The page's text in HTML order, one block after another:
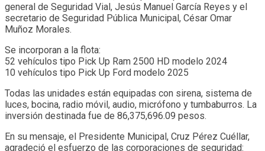
general de Seguridad Vial, Jesús Manuel García Reyes y el
secretario de Seguridad Pública Municipal, César Omar
Muñoz Morales.
Se incorporan a la flota:
52 vehículos tipo Pick Up Ram 2500 HD modelo 2024
10 vehículos tipo Pick Up Ford modelo 2025
Todas las unidades están equipadas con sirena, sistema de
luces, bocina, radio móvil, audio, micrófono y tumbaburros. La
inversión destinada fue de 86,375,696.09 pesos.
En su mensaje, el Presidente Municipal, Cruz Pérez Cuéllar,
agradeció el esfuerzo de las corporaciones de seguridad: